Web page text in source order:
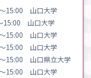
15:00 山口大学
15:00 山口大学
15:00 山口大学
15:00 山口大学
15:00 山口県立大学
15:00 山口大学